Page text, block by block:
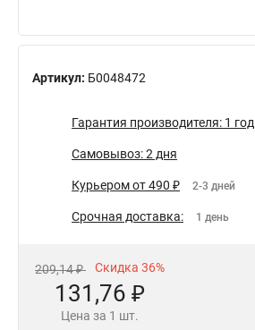
Артикул: Б0048472
Гарантия производителя: 1 год
Самовывоз: 2 дня
Курьером от 490 ₽ 2-3 дней
Срочная доставка: 1 день
209,14 ₽ Скидка 36%
131,76 ₽
Цена за 1 шт.